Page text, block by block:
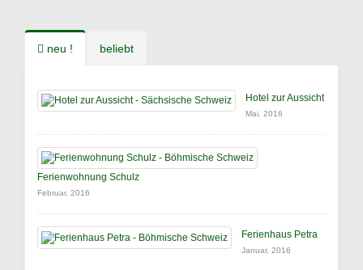
neu ! beliebt
Hotel zur Aussicht
Mai, 2016
Ferienwohnung Schulz
Februar, 2016
Ferienhaus Petra
Januar, 2016